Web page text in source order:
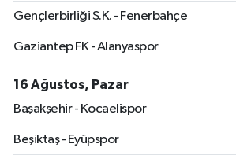
Gençlerbirliği S.K. - Fenerbahçe
Gaziantep FK - Alanyaspor
16 Ağustos, Pazar
Başakşehir - Kocaelispor
Beşiktaş - Eyüpspor